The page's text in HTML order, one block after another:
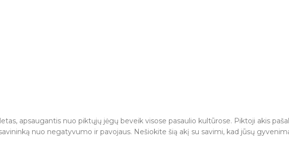
apsaugantis nuo piktųjų jėgų beveik visose pasaulio kultūrose. Piktoji akis
nuo negatyvumo ir pavojaus. Nešiokite šią akį su savimi, kad jūsų